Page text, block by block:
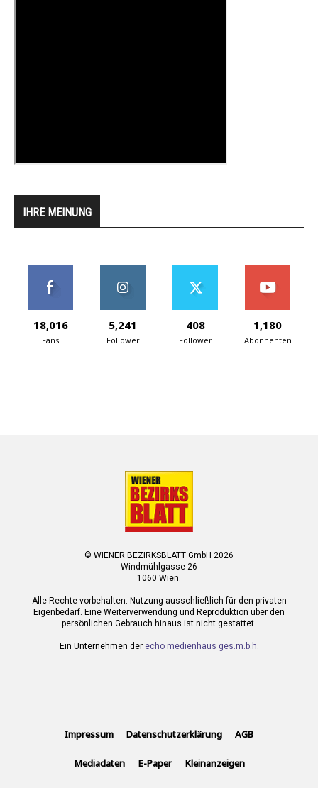
IHRE MEINUNG
18,016
Fans
5,241
Follower
408
Follower
1,180
Abonnenten
© WIENER BEZIRKSBLATT GmbH 2026
Windmühlgasse 26
1060 Wien.
Alle Rechte vorbehalten. Nutzung ausschließlich für den privaten
Eigenbedarf. Eine Weiterverwendung und Reproduktion über den
persönlichen Gebrauch hinaus ist nicht gestattet.
Ein Unternehmen der echo medienhaus ges.m.b.h.
Impressum Datenschutzerklärung AGB
Mediadaten E-Paper Kleinanzeigen